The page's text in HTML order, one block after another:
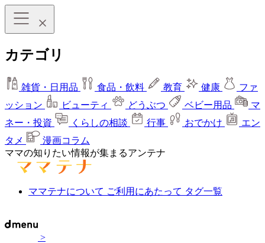
カテゴリ
雑貨・日用品 食品・飲料 教育 健康
ファ
ッション
ビューティ どうぶつ ベビー用品
マ
ネー・投資
くらしの相談 行事 おでかけ
エン
タメ
漫画コラム
ママの知りたい情報が集まるアンテナ
ママテナについて ご利用にあたって タグ一覧
>